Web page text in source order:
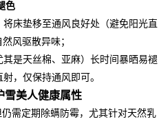
色
床垫移至通风良好处（避免阳光直
风驱散异味；
是天丝棉、亚麻）长时间暴晒易褪
，仅保持通风即可。
雪美人健康属性
需定期除螨防霉，尤其针对天然乳